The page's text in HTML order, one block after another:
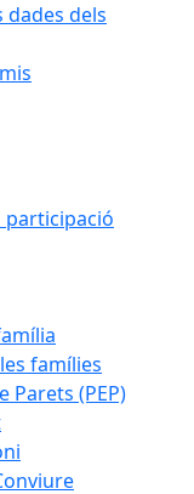
dades dels
participació
famílies
Parets (PEP)